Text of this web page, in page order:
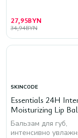
27,95BYN
34,94BYN
SKINCODE
Essentials 24H
Moisturizing Lip
мл
Бальзам для губ,
интенсивно